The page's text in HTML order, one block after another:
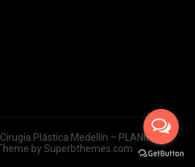
Plástica Medellín – PLANMED
by Superbthemes.com